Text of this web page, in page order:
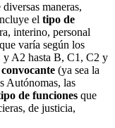
maneras,
el tipo de
interino, personal
varía según los
y A2 hasta B, C1, C2 y
(ya sea la
Autónomas, las
de funciones que
de justicia,